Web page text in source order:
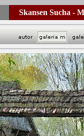
Skansen Sucha -